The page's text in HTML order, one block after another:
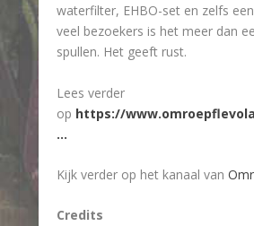
waterfilter, EHBO-set en zelfs
veel bezoekers is het meer dan
spullen. Het geeft rust.
Lees verder
op https://
…
Kijk verder op het kanaal van
Credits